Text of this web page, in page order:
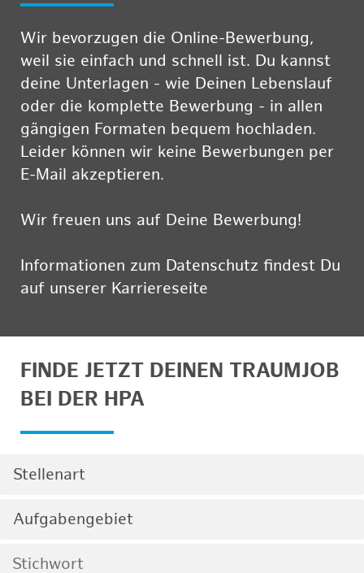
Wir bevorzugen die Online-Bewerbung,
weil sie einfach und schnell ist. Du kannst
deine Unterlagen - wie Deinen Lebenslauf
oder die komplette Bewerbung - in allen
gängigen Formaten bequem hochladen.
Leider können wir keine Bewerbungen per
E-Mail akzeptieren.
Wir freuen uns auf Deine Bewerbung!
Informationen zum Datenschutz findest Du
auf unserer Karriereseite
FINDE JETZT DEINEN TRAUMJOB
BEI DER HPA
Stellenart
Aufgabengebiet